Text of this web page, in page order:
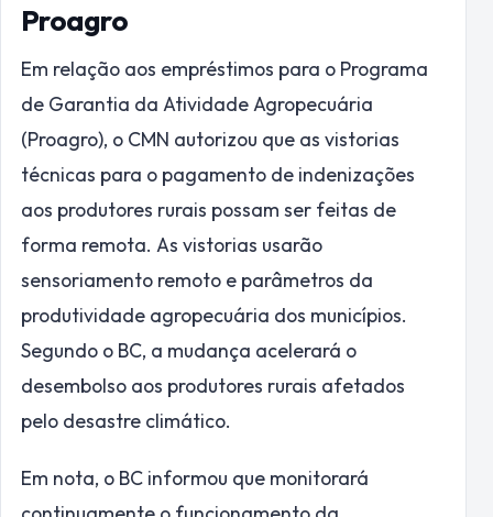
Proagro
Em relação aos empréstimos para o Programa
de Garantia da Atividade Agropecuária
(Proagro), o CMN autorizou que as vistorias
técnicas para o pagamento de indenizações
aos produtores rurais possam ser feitas de
forma remota. As vistorias usarão
sensoriamento remoto e parâmetros da
produtividade agropecuária dos municípios.
Segundo o BC, a mudança acelerará o
desembolso aos produtores rurais afetados
pelo desastre climático.
Em nota, o BC informou que monitorará